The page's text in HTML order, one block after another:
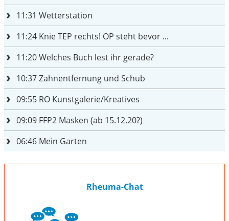
11:31 Wetterstation
11:24 Knie TEP rechts! OP steht bevor ...
11:20Welches Buch lest ihr gerade?
10:37Zahnentfernung und Schub
09:55 RO Kunstgalerie/Kreatives
09:09 FFP2 Masken (ab 15.12.20?)
06:46 Mein Garten
Rheuma-Chat